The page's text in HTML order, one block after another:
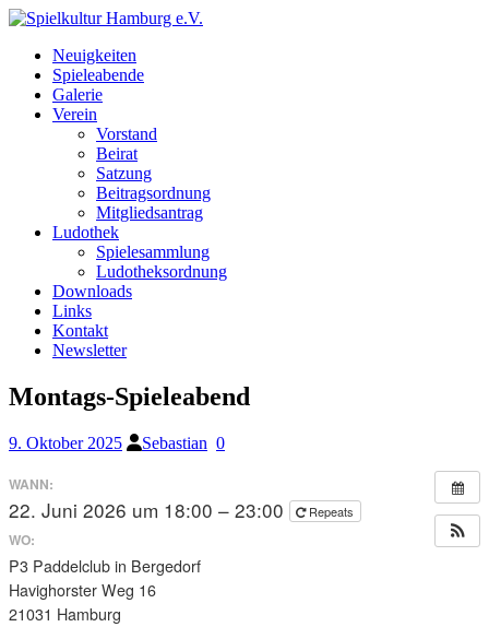
Neuigkeiten
Spieleabende
Galerie
Verein
Vorstand
Beirat
Satzung
Beitragsordnung
Mitgliedsantrag
Ludothek
Spielesammlung
Ludotheksordnung
Downloads
Links
Kontakt
Newsletter
Montags-Spieleabend
9. Oktober 2025 Sebastian 0
WANN:
22. Juni 2026 um 18:00 – 23:00 Repeats
WO:
P3 Paddelclub in Bergedorf
Havighorster Weg 16
21031 Hamburg